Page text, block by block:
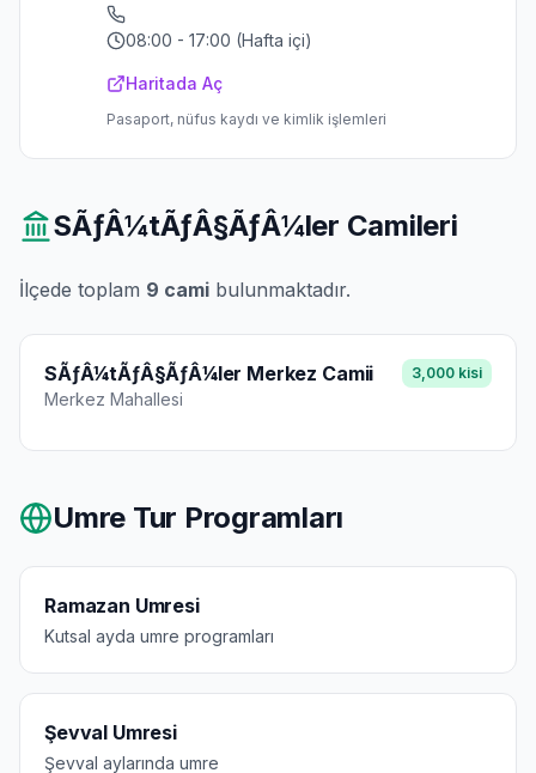
08:00 - 17:00 (Hafta içi)
Haritada Aç
Pasaport, nüfus kaydı ve kimlik işlemleri
SÃƒÂ¼tÃƒÂ§ÃƒÂ¼ler Camileri
İlçede toplam 9 cami bulunmaktadır.
SÃƒÂ¼tÃƒÂ§ÃƒÂ¼ler Merkez Camii
Merkez Mahallesi
3,000 kisi
Umre Tur Programları
Ramazan Umresi
Kutsal ayda umre programları
Şevval Umresi
Şevval aylarında umre